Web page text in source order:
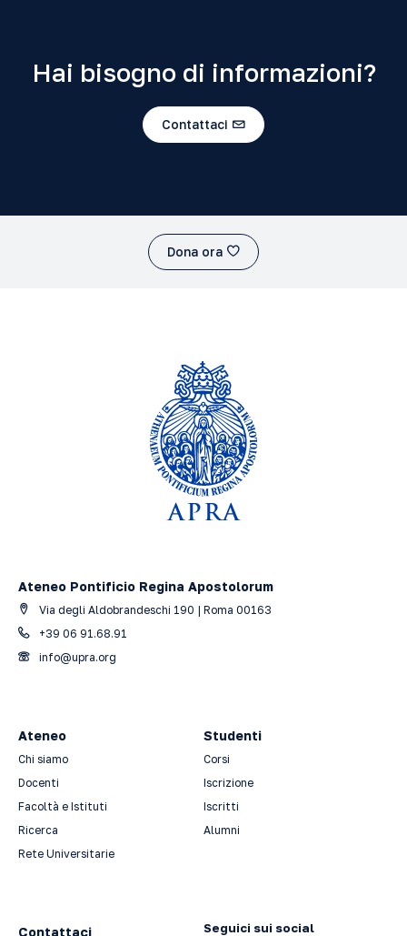
Hai bisogno di informazioni?
Contattaci
Dona ora
Ateneo Pontificio Regina Apostolorum
Via degli Aldobrandeschi 190 | Roma 00163
+39 06 91.68.91
info@upra.org
Ateneo
Chi siamo
Docenti
Facoltà e Istituti
Ricerca
Rete Universitarie
Studenti
Corsi
Iscrizione
Iscritti
Alumni
Contattaci Seguici sui social